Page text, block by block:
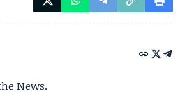
News.